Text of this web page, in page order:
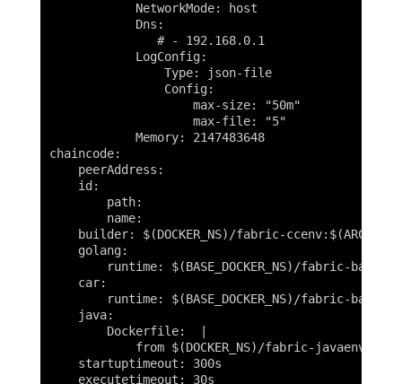
            NetworkMode: host
            Dns:
               # - 192.168.0.1
            LogConfig:
                Type: json-file
                Config:
                    max-size: "50m"
                    max-file: "5"
            Memory: 2147483648
chaincode:
    peerAddress:
    id:
        path:
        name:
builder: $(DOCKER_NS)/fabric-ccenv:$(ARCH)-
    golang:
runtime: $(BASE_DOCKER_NS)/fabric-
    car:
runtime: $(BASE_DOCKER_NS)/fabric-
    java:
        Dockerfile:  |
from $(DOCKER_NS)/fabric-
    startuptimeout: 300s
    executetimeout: 30s